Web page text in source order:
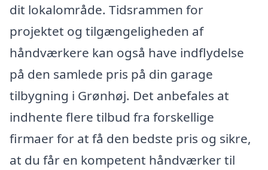
dit lokalområde. Tidsrammen for
projektet og tilgængeligheden af
håndværkere kan også have indflydelse
på den samlede pris på din garage
tilbygning i Grønhøj. Det anbefales at
indhente flere tilbud fra forskellige
firmaer for at få den bedste pris og sikre,
at du får en kompetent håndværker til